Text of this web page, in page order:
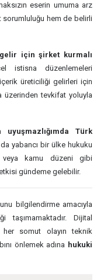
eserin umuma arz
sorumluluğu hem de belirli
için şirket kurmalı
istisna düzenlemeleri
üreticiliği gelirleri için
üzerinden tevkifat yoluyla
Türk
yabancı bir ülke hukuku
veya kamu düzeni gibi
gündeme gelebilir.
bilgilendirme amacıyla
taşımamaktadır. Dijital
somut olayın teknik
önlemek adına hukuki